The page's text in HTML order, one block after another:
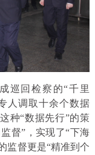
巡回检察的“千里
人调取十余个数据
种“数据先行”的策
督”，实现了“下海
监督更是“精准到个